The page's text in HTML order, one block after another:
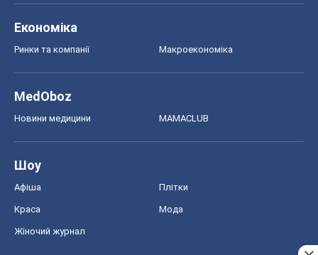
Економіка
Ринки та компанії Макроекономіка
MedOboz
Новини медицини MAMACLUB
Шоу
Афіша Плітки
Краса Мода
Жіночий журнал